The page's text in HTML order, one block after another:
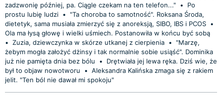
zadzwonię później, pa. Ciągle czekam na ten telefon..." •
Po
prostu lubię ludzi •
"Ta choroba to samotność". Roksana Środa,
dietetyk, sama musiała zmierzyć się z anoreksją, SIBO, IBS i PCOS •
Ola ma łysą głowę i wielki uśmiech. Postanowiła w końcu być sobą
• Zuzia, dziewczynka w skórze utkanej z cierpienia •
"Marzę,
żebym mogła założyć dżinsy i tak normalnie sobie usiąść". Dominika
już nie pamięta dnia bez bólu
•
Drętwiała jej lewa ręka. Dziś wie, że
był to objaw nowotworu
• Aleksandra Kalińska zmaga się z rakiem
jelit. "Ten ból nie dawał mi spokoju"